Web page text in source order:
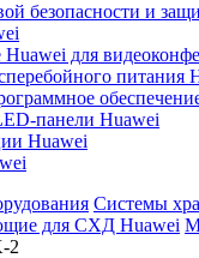
безопасности и
для
питания
панели Huawei
Huawei
Системы
для СХД Huawei
2